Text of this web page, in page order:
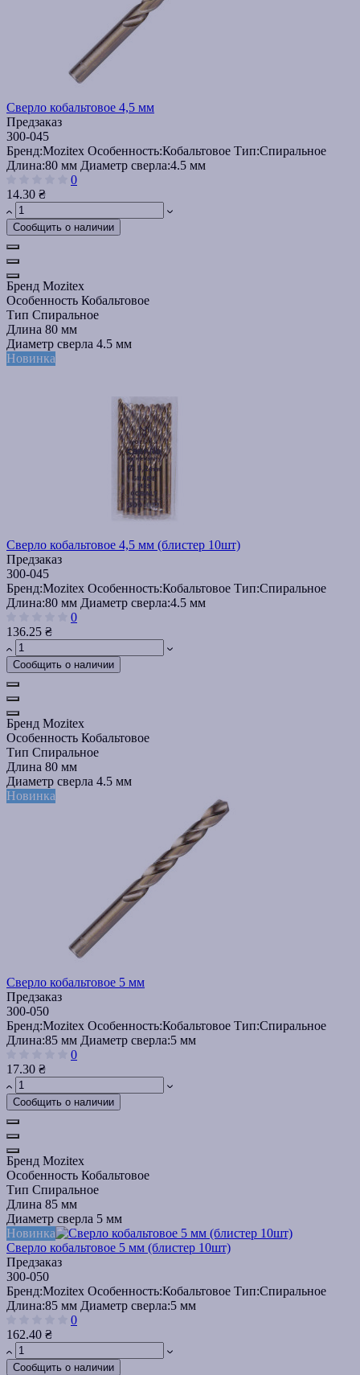
Сверло кобальтовое 4,5 мм
Предзаказ
300-045
Бренд:Mozitex Особенность:Кобальтовое Тип:Спиральное
Длина:80 мм Диаметр сверла:4.5 мм
0
14.30 ₴
Сообщить о наличии
Бренд Mozitex
Особенность Кобальтовое
Тип Спиральное
Длина 80 мм
Диаметр сверла 4.5 мм
Новинка
Сверло кобальтовое 4,5 мм (блистер 10шт)
Предзаказ
300-045
Бренд:Mozitex Особенность:Кобальтовое Тип:Спиральное
Длина:80 мм Диаметр сверла:4.5 мм
0
136.25 ₴
Сообщить о наличии
Бренд Mozitex
Особенность Кобальтовое
Тип Спиральное
Длина 80 мм
Диаметр сверла 4.5 мм
Новинка
Сверло кобальтовое 5 мм
Предзаказ
300-050
Бренд:Mozitex Особенность:Кобальтовое Тип:Спиральное
Длина:85 мм Диаметр сверла:5 мм
0
17.30 ₴
Сообщить о наличии
Бренд Mozitex
Особенность Кобальтовое
Тип Спиральное
Длина 85 мм
Диаметр сверла 5 мм
Новинка
Сверло кобальтовое 5 мм (блистер 10шт)
Предзаказ
300-050
Бренд:Mozitex Особенность:Кобальтовое Тип:Спиральное
Длина:85 мм Диаметр сверла:5 мм
0
162.40 ₴
Сообщить о наличии